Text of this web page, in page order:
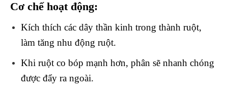
Cơ chế hoạt động:
Kích thích các dây thần kinh trong thành ruột,
làm tăng nhu động ruột.
Khi ruột co bóp mạnh hơn, phân sẽ nhanh chóng
được đẩy ra ngoài.